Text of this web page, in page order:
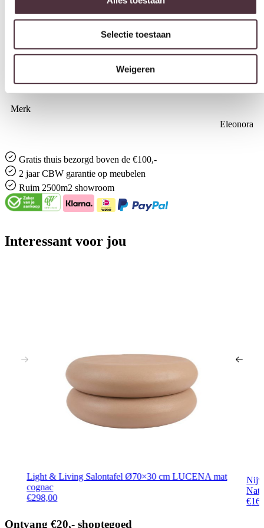
Weigeren
Naturel
Nee (handgrepen en/of poten nog monteren)
Merk
Eleonora
Gratis thuis bezorgd boven de €100,-
2 jaar CBW garantie op meubelen
Ruim 2500m2 showroom
Interessant voor jou
Light & Living Salontafel Ø70×30 cm LUCENA mat
cognac
€298,00
€
Ontvang €20,- shoptegoed